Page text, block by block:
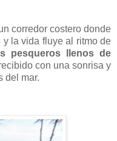
corredor costero donde
la vida fluye al ritmo de
pesqueros llenos de
con una sonrisa y
del mar.